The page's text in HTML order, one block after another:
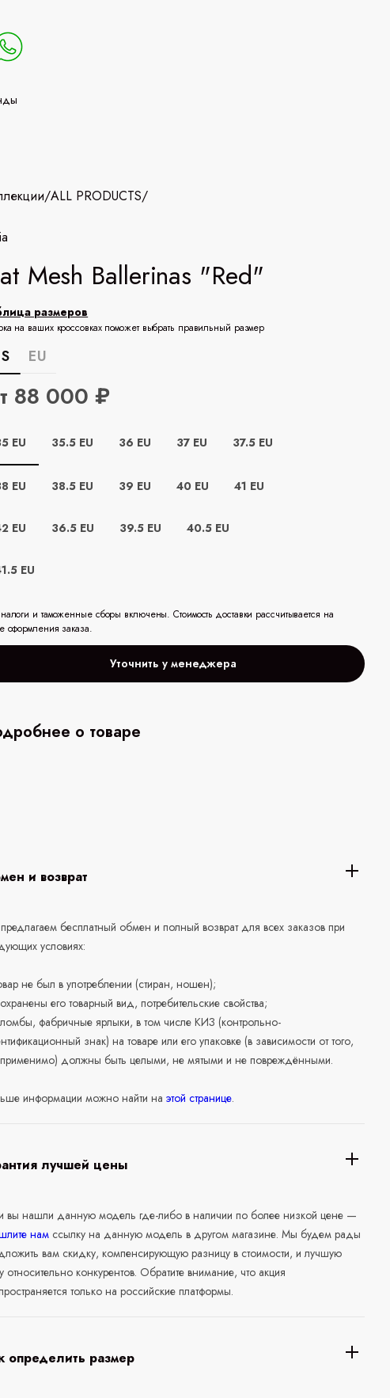
/ALL PRODUCTS/
Mesh Ballerinas "Red"
размеров
на ваших кроссовках поможет выбрать правильный размер
EU
88 000 ₽
EU 35.5 EU 36 EU 37 EU 37.5 EU
EU 38.5 EU 39 EU 40 EU 41 EU
EU 36.5 EU 39.5 EU 40.5 EU
EU
и таможенные сборы включены. Стоимость доставки рассчитывается на
оформления заказа.
Уточнить у менеджера
о товаре
и возврат
бесплатный обмен и полный возврат для всех заказов при
условиях:
не был в употреблении (стиран, ношен);
его товарный вид, потребительские свойства;
фабричные ярлыки, в том числе КИЗ (контрольно-
знак) на товаре или его упаковке (в зависимости от того,
применимо) должны быть целыми, не мятыми и не повреждёнными.
информации можно найти наэтой странице.
лучшей цены
вы нашли данную модель где-либо в наличии по более низкой цене —
нам ссылку на данную модель в другом магазине. Мы будем рады
вам скидку, компенсирующую разницу в стоимости, и лучшую
относительно конкурентов. Обратите внимание, что акция
только на российские платформы.
определить размер